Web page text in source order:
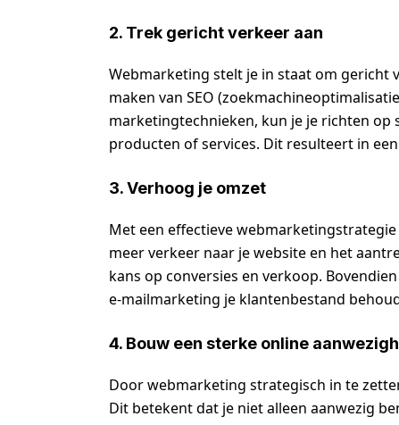
2. Trek gericht verkeer aan
Webmarketing stelt je in staat om gericht
maken van SEO
marketingtechnieken, kun je je richten
producten of services. Dit resulteert in
3. Verhoog je omzet
Met een effectieve
meer verkeer naar je website en het
kans op conversies en verkoop.
e-mailmarketing je klantenbestand
4. Bouw een sterke online
Door webmarketing strategisch in te
Dit betekent dat je niet alleen aanwezig